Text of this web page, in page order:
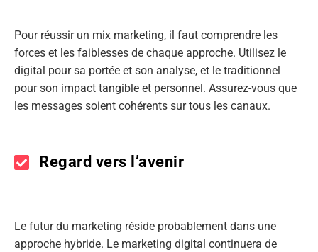
Pour réussir un mix marketing, il faut comprendre les
forces et les faiblesses de chaque approche. Utilisez le
digital pour sa portée et son analyse, et le traditionnel
pour son impact tangible et personnel. Assurez-vous que
les messages soient cohérents sur tous les canaux.
Regard vers l’avenir
Le futur du marketing réside probablement dans une
approche hybride. Le marketing digital continuera de